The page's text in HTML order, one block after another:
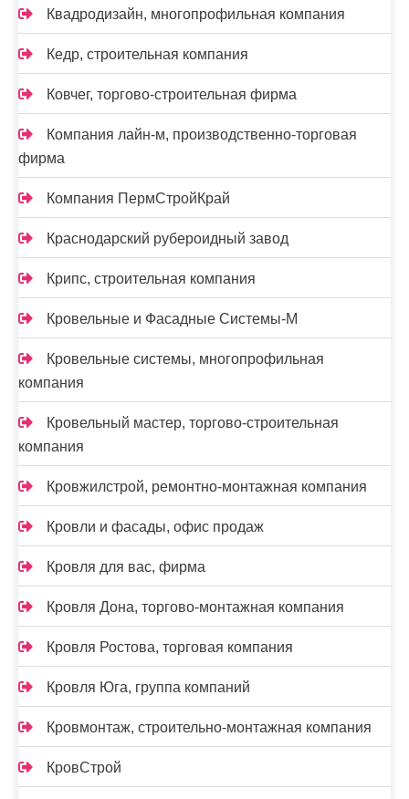
Квадродизайн, многопрофильная компания
Кедр, строительная компания
Ковчег, торгово-строительная фирма
Компания лайн-м, производственно-торговая
фирма
Компания ПермСтройКрай
Краснодарский рубероидный завод
Крипс, строительная компания
Кровельные и Фасадные Системы-М
Кровельные системы, многопрофильная
компания
Кровельный мастер, торгово-строительная
компания
Кровжилстрой, ремонтно-монтажная компания
Кровли и фасады, офис продаж
Кровля для вас, фирма
Кровля Дона, торгово-монтажная компания
Кровля Ростова, торговая компания
Кровля Юга, группа компаний
Кровмонтаж, строительно-монтажная компания
КровСтрой